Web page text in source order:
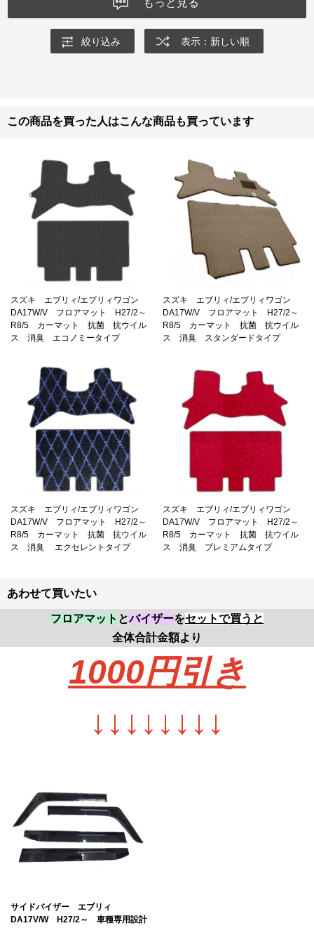
もっと見る
絞り込み 表示：新しい順
この商品を買った人はこんな商品も買っています
スズキ エブリィ/エブリィワゴン
DA17W/V フロアマット H27/2～
R8/5 カーマット 抗菌 抗ウイル
ス 消臭 エコノミータイプ
スズキ エブリィ/エブリィワゴン
DA17W/V フロアマット H27/2～
R8/5 カーマット 抗菌 抗ウイル
ス 消臭 スタンダードタイプ
スズキ エブリィ/エブリィワゴン
DA17W/V フロアマット H27/2～
R8/5 カーマット 抗菌 抗ウイル
ス 消臭 エクセレントタイプ
スズキ エブリィ/エブリィワゴン
DA17W/V フロアマット H27/2～
R8/5 カーマット 抗菌 抗ウイル
ス 消臭 プレミアムタイプ
あわせて買いたい
フロアマット とバイザーをセットで買うと
全体合計金額より
1000円引き
↓ ↓ ↓ ↓ ↓ ↓ ↓ ↓
サイドバイザー エブリィ
DA17V/W H27/2～ 車種専用設計